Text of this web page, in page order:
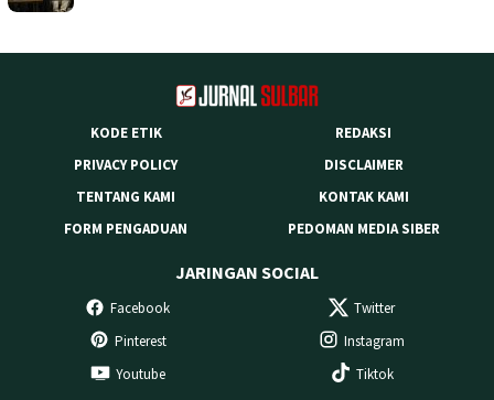
KODE ETIK
REDAKSI
PRIVACY POLICY
DISCLAIMER
TENTANG KAMI
KONTAK KAMI
FORM PENGADUAN
PEDOMAN MEDIA SIBER
JARINGAN SOCIAL
Facebook
Twitter
Pinterest
Instagram
Youtube
Tiktok